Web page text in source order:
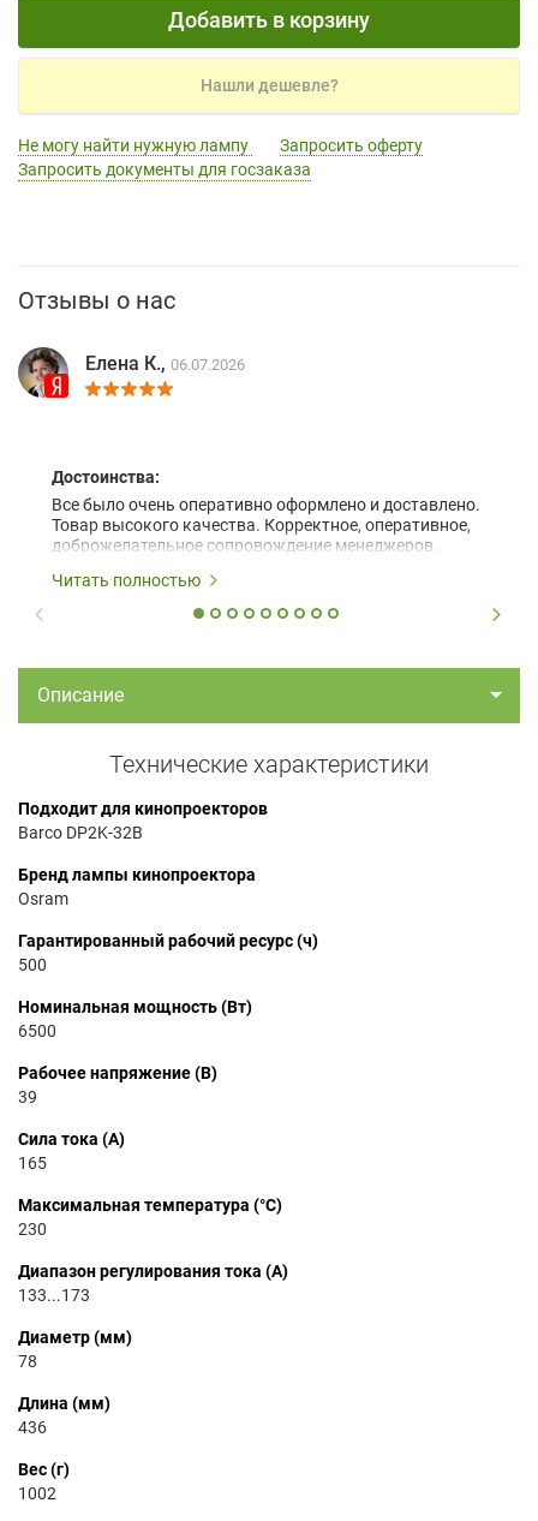
Добавить в корзину
Нашли дешевле?
Не могу найти нужную лампу
Запросить оферту
Запросить документы для госзаказа
Отзывы о нас
Елена К., 06.07.2026
Достоинства:
Все было очень оперативно оформлено и доставлено.
Товар высокого качества. Корректное, оперативное,
доброжелательное сопровождение менеджеров.
Читать полностью
Описание
Технические характеристики
Подходит для кинопроекторов
Barco DP2K-32B
Бренд лампы кинопроектора
Osram
Гарантированный рабочий ресурс (ч)
500
Номинальная мощность (Вт)
6500
Рабочее напряжение (В)
39
Сила тока (А)
165
Максимальная температура (°C)
230
Диапазон регулирования тока (А)
133...173
Диаметр (мм)
78
Длина (мм)
436
Вес (г)
1002